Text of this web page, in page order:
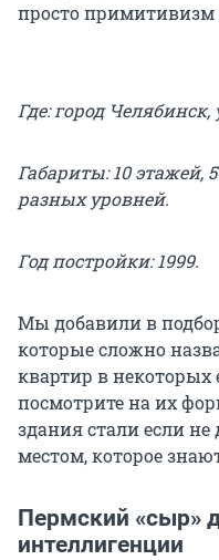
просто примитивизм
Где: город
Габариты: 10 этажей,
разных уровней.
Год постройки: 1999.
Мы добавили в
которые сложно
квартир в некоторых
посмотрите на их
здания стали если
местом, которое
Пермский «сыр»
интеллигенции